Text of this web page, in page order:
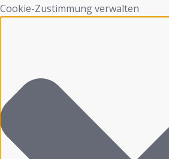
Cookie-Zustimmung verwalten